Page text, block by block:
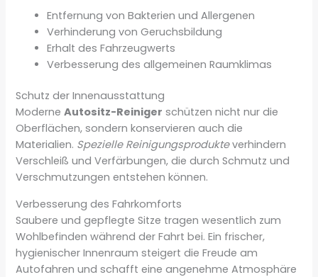
Entfernung von Bakterien und Allergenen
Verhinderung von Geruchsbildung
Erhalt des Fahrzeugwerts
Verbesserung des allgemeinen Raumklimas
Schutz der Innenausstattung
ModerneAutositz-Reiniger schützen nicht nur die
Oberflächen, sondern konservieren auch die
Materialien. Spezielle Reinigungsprodukteverhindern
Verschleiß und Verfärbungen, die durch Schmutz und
Verschmutzungen entstehen können.
Verbesserung des Fahrkomforts
Saubere und gepflegte Sitze tragen wesentlich zum
Wohlbefinden während der Fahrt bei. Ein frischer,
hygienischer Innenraum steigert die Freude am
Autofahren und schafft eine angenehme Atmosphäre